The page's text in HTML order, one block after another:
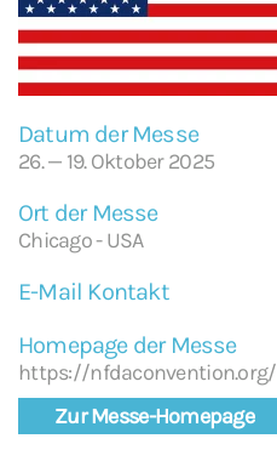
Datum der Messe
26. — 19. Oktober 2025
Ort der Messe
Chicago - USA
E-Mail Kontakt
Homepage der Messe
https://nfdaconvention.org/
Zur Messe-Homepage